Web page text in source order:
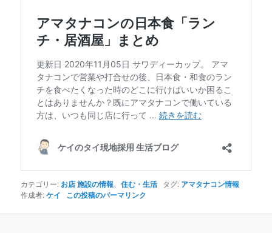
カテゴリー: お店 施設の情報、住む・生活 タグ: アマタナコン情報
作成者:ケイ この投稿のパーマリンク